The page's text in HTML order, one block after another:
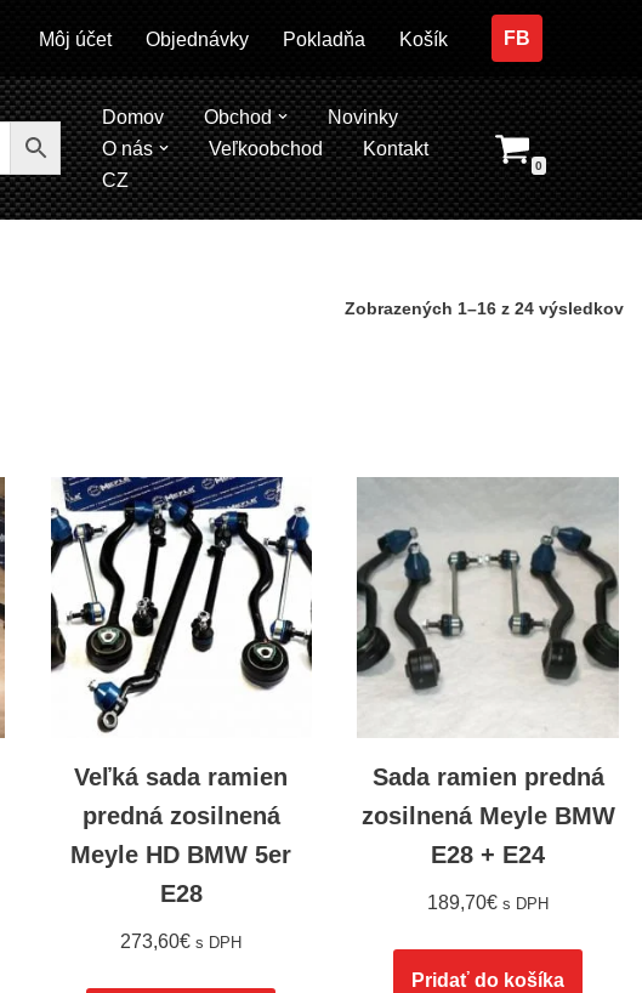
Môj účet Objednávky Pokladňa Košík FB
Domov Obchod
Novinky
O nás
Veľkoobchod
Kontakt
CZ
0
Zobrazených 1–16 z 24 výsledkov
Veľká sada ramien
predná zosilnená
Meyle HD BMW 5er
E28
273,60€ s DPH
Sada ramien predná
zosilnená Meyle BMW
E28 + E24
189,70€ s DPH
Pridať do košíka